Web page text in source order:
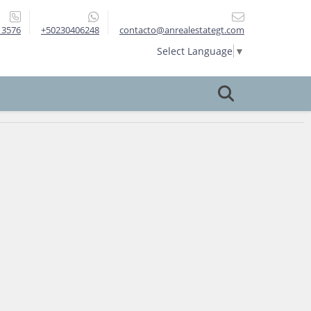
+50230406248 contacto@anrealestategt.com
Select Language ▼